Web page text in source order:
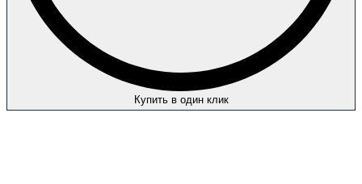
Купить в один клик